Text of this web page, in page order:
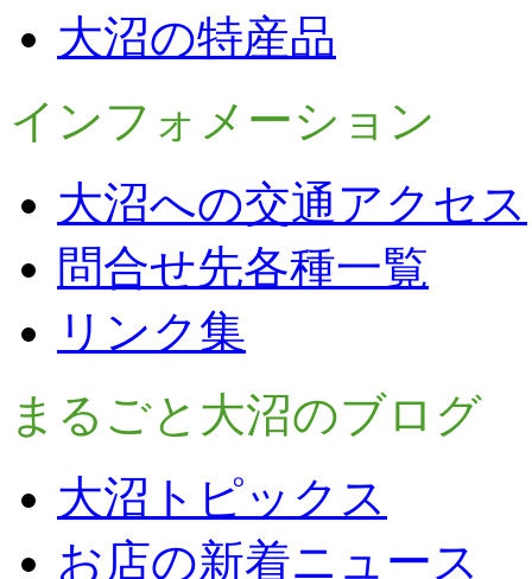
大沼の特産品
インフォメーション
大沼への交通アクセス
問合せ先各種一覧
リンク集
まるごと大沼のブログ
大沼トピックス
お店の新着ニュース